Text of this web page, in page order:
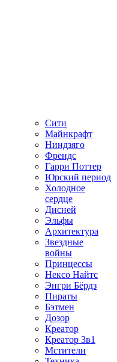
Сити
Майнкрафт
Ниндзяго
Френдс
Гарри Поттер
Юрский период
Холодное
сердце
Дисней
Эльфы
Архитектура
Звездные
войны
Принцессы
Нексо Найтс
Энгри Бёрдз
Пираты
Бэтмен
Дозор
Креатор
Креатор 3в1
Мстители